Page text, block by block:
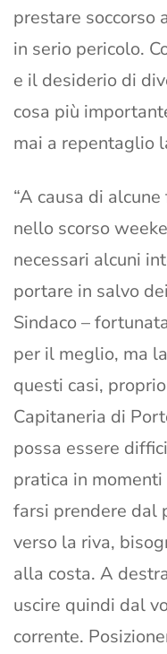
prestare soccorso
in serio pericolo.
e il desiderio di
cosa più
mai a repentaglio
“A causa di
nello scorso
necessari alcuni
portare in salvo
Sindaco –
per il meglio, ma
questi casi,
Capitaneria di
possa essere
pratica in
farsi prendere dal
verso la riva,
alla costa. A
uscire quindi dal
corrente.